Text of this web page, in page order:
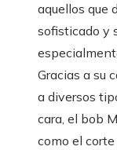
aquellos que
sofisticado y
Gracias a su
a diversos
cara, el bob
como el